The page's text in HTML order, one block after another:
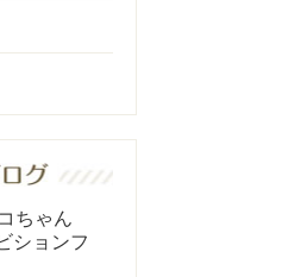
ちゃん
ションフ